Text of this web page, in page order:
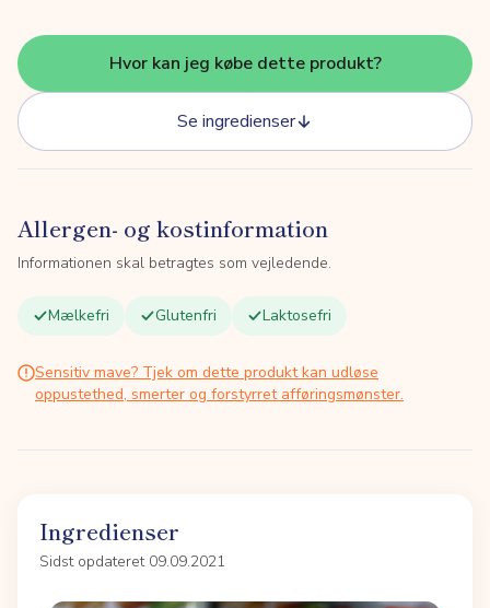
Hvor kan jeg købe dette produkt?
Se ingredienser
Allergen- og kostinformation
Informationen skal betragtes som vejledende.
Mælkefri Glutenfri Laktosefri
Sensitiv mave? Tjek om dette produkt kan udløse
oppustethed, smerter og forstyrret afføringsmønster.
Ingredienser
Sidst opdateret 09.09.2021